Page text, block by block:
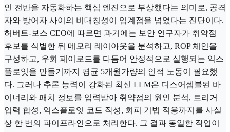
인 전반을 자동화하는 핵심 엔진으로 부상했다는 의미로, 공격
자와 방어자 사이의 비대칭성이 임계점을 넘었다는 진단이다.
허버트-보스 CEO에 따르면 과거에는 보안 연구자가 취약점
후보를 식별한 뒤 메모리 레이아웃을 분석하고, ROP 체인을
구성하고, 우회 페이로드를 다듬어 안정적으로 실행되는 익스
플로잇을 만들기까지 평균 5개월가량의 인적 노동이 필요했
다. 그러나 추론 능력이 강화된 최신 LLM은 디스어셈블된 바
이너리와 패치 정보를 입력받아 취약점의 원인 분석, 트리거
입력 합성, 익스플로잇 코드 작성, 회피 기법 적용까지를 사실
상 한 번의 파이프라인으로 처리한다. 그 결과 동일한 작업이